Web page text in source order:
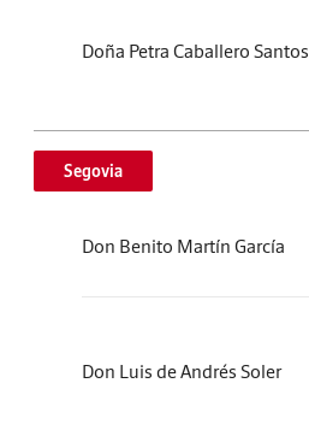
Doña Petra Caballero Santos
Segovia
Don Benito Martín García
Don Luis de Andrés Soler